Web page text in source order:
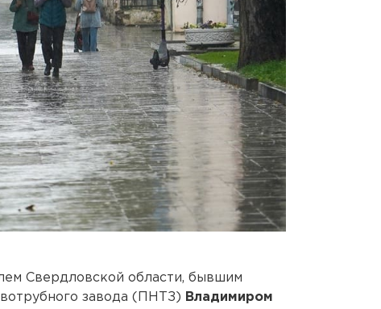
Свердловской области, бывшим
завода (ПНТЗ)
Владимиром